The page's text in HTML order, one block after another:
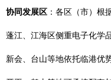
协同发展区 ：各区（市）根
蓬江、江海区侧重电子化学
新会、台山等地依托临港优